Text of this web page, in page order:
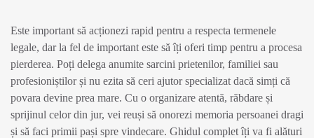
Este important să acționezi rapid pentru a respecta termenele
legale, dar la fel de important este să îți oferi timp pentru a procesa
pierderea. Poți delega anumite sarcini prietenilor, familiei sau
profesioniștilor și nu ezita să ceri ajutor specializat dacă simți că
povara devine prea mare. Cu o organizare atentă, răbdare și
sprijinul celor din jur, vei reuși să onorezi memoria persoanei dragi
și să faci primii pași spre vindecare. Ghidul complet îți va fi alături